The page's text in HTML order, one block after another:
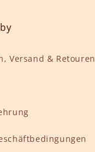
Versand & Retouren